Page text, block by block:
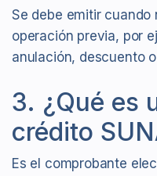
Se debe emitir cuando
operación previa, por
anulación, descuento
3. ¿Qué es
crédito
Es el comprobante